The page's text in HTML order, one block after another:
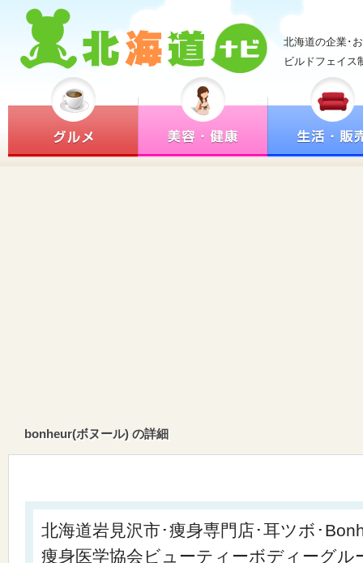
北海道の企業･
ビルドフェイス
bonheur(ボヌール) の詳細
北海道岩見沢市･痩身専門店･耳ツボ･
痩身医学協会ビューティーボディーグ